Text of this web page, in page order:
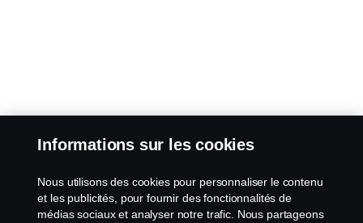
Informations sur les cookies
Nous utilisons des cookies pour personnaliser le contenu
et les publicités, pour fournir des fonctionnalités de
médias sociaux et analyser notre trafic. Nous partageons